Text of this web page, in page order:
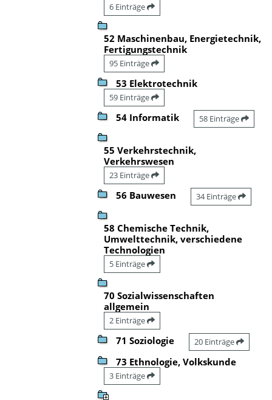
6 Einträge
52 Maschinenbau, Energietechnik,
Fertigungstechnik
95 Einträge
53 Elektrotechnik
59 Einträge
54 Informatik 58 Einträge
55 Verkehrstechnik,
Verkehrswesen
23 Einträge
56 Bauwesen 34 Einträge
58 Chemische Technik,
Umwelttechnik, verschiedene
Technologien
5 Einträge
70 Sozialwissenschaften
allgemein
2 Einträge
71 Soziologie 20 Einträge
73 Ethnologie, Volkskunde
3 Einträge